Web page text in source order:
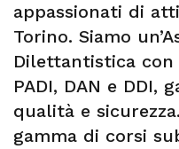
appassionati di
Torino. Siamo
Dilettantistica con
PADI, DAN e DDI,
qualità e
gamma di corsi